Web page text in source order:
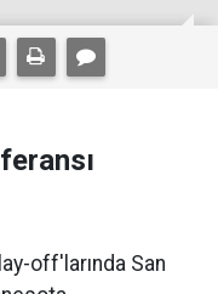
off'larında San